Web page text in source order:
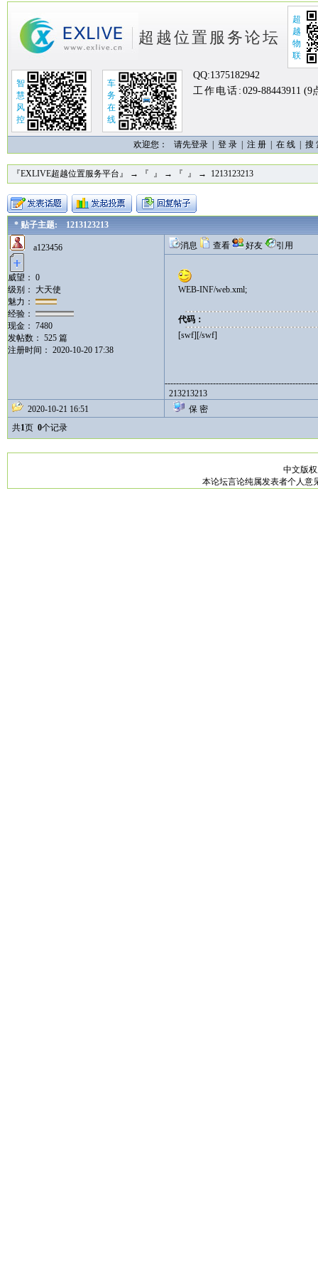
超越位置服务论坛
超
越
物
联
智
慧
风
控
车
务
在
线
QQ:1375182942
工作电话: 029-88443911 (9
欢迎您： 请先登录 | 登 录 注 册 在 线 搜
『EXLIVE超越位置服务平台』 → 『 』 → 『 』 → 1213123213
* 贴子主题: 1213123213
a123456
威望： 0
级别： 大天使
魅力：
经验：
现金： 7480
发帖数： 525 篇
注册时间： 2020-10-20 17:38
消息 查看 好友 引用
WEB-INF/web.xml;
代码：
[swf][/swf]
213213213
2020-10-21 16:51
保 密
共1页 0个记录
中文版
本论坛言论纯属发表者个人意